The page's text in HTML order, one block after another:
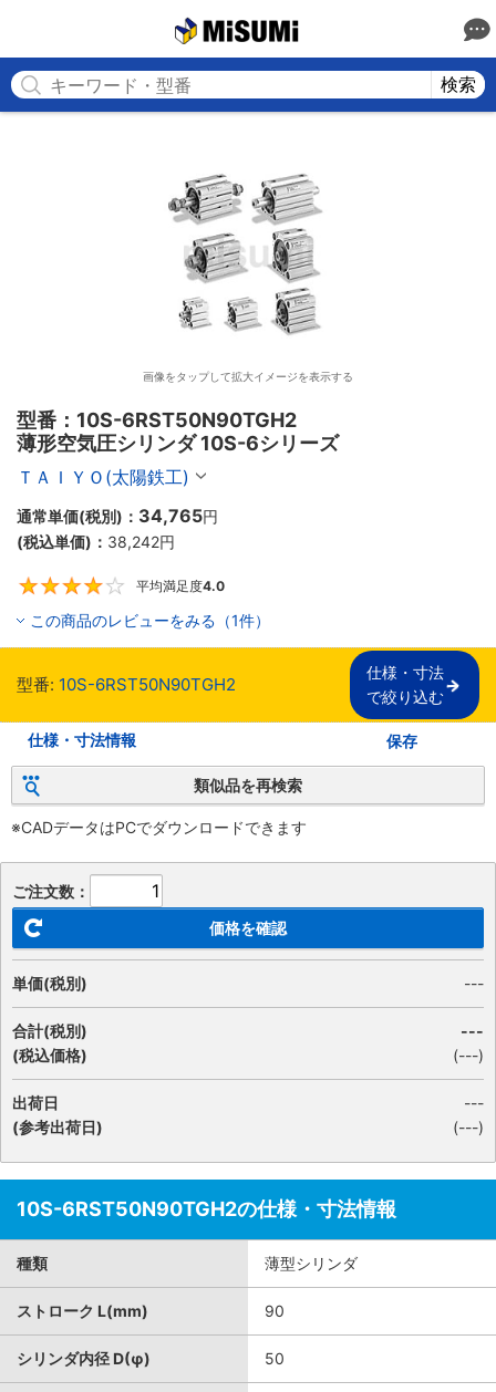
検索
画像をタップして拡大イメージを表示する
型番：10S-6RST50N90TGH2
薄形空気圧シリンダ 10S-6シリーズ
ＴＡＩＹＯ(太陽鉄工)
通常単価(税別)： 34,765円
(税込単価)： 38,242円
平均満足度4.0
この商品のレビューをみる（1件）
型番: 10S-6RST50N90TGH2
仕様・寸法
で絞り込む
仕様・寸法情報 保存
類似品を再検索
※CADデータはPCでダウンロードできます
ご注文数：
価格を確認
単価(税別) ---
合計(税別)
(税込価格)
---
(---)
出荷日
(参考出荷日)
---
(---)
10S-6RST50N90TGH2の仕様・寸法情報
種類 薄型シリンダ
ストローク L(mm) 90
シリンダ内径 D(φ) 50